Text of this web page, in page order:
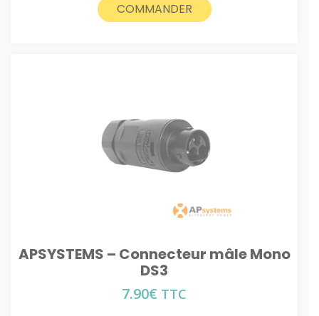
COMMANDER
APSYSTEMS – Connecteur mâle Mono
DS3
7.90€ TTC